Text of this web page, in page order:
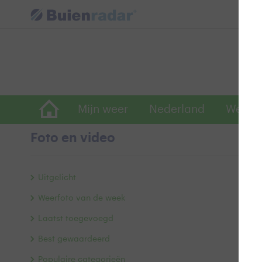
Mijn weer Nederland
Foto en video
Uitgelicht
Weerfoto van de week
Laatst toegevoegd
Best gewaardeerd
Populaire categorieën